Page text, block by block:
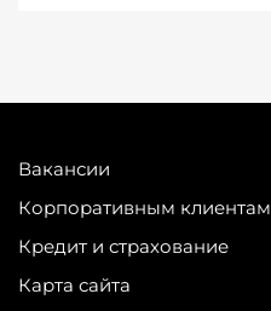
Вакансии
Корпоративным клиентам
Кредит и страхование
Карта сайта